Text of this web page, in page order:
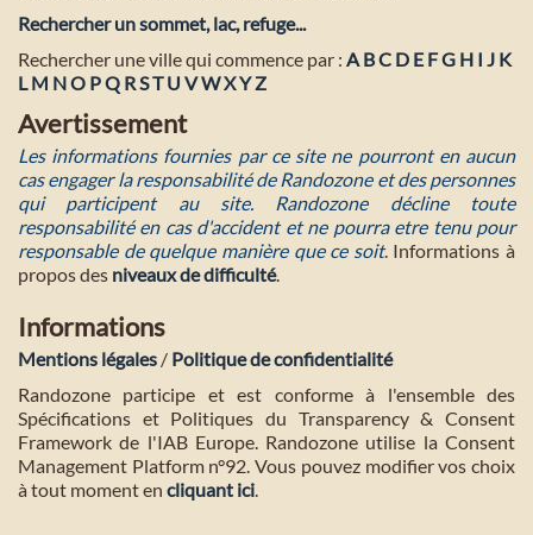
Rechercher un sommet, lac, refuge...
Rechercher une ville qui commence par : A BC D E FG H I J K
L M NO PQ R ST U VWXY Z
Avertissement
Les informations fournies par ce site ne pourront en aucun
cas engager la responsabilité de Randozone et des personnes
qui participent au site. Randozone décline toute
responsabilité en cas d'accident et ne pourra etre tenu pour
responsable de quelque manière que ce soit. Informations à
propos des niveaux de difficulté.
Informations
Mentions légales / Politique de confidentialité
Randozone participe et est conforme à l'ensemble des
Spécifications et Politiques du Transparency & Consent
Framework de l'IAB Europe. Randozone utilise la Consent
Management Platform n°92. Vous pouvez modifier vos choix
à tout moment en cliquant ici